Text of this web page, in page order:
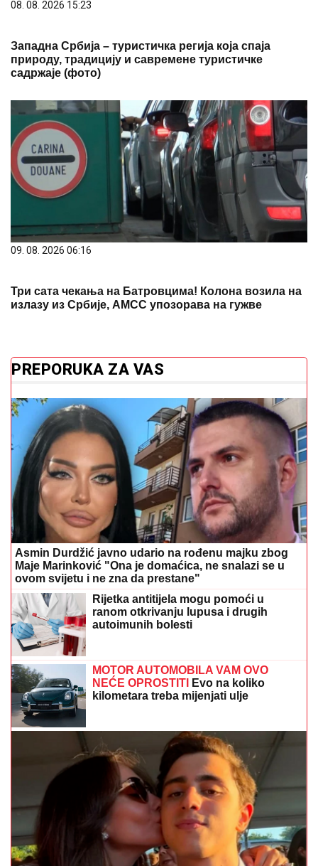
08. 08. 2026 15:23
Западна Србија – туристичка регија која спаја
природу, традицију и савремене туристичке
садржаје (фото)
09. 08. 2026 06:16
Три сата чекања на Батровцима! Колона возила на
излазу из Србије, АМСС упозорава на гужве
PREPORUKA ZA VAS
Asmin Durdžić javno udario na rođenu majku zbog
Maje Marinković "Ona je domaćica, ne snalazi se u
ovom svijetu i ne zna da prestane"
Rijetka antitijela mogu pomoći u
ranom otkrivanju lupusa i drugih
autoimunih bolesti
MOTOR AUTOMOBILA VAM OVO
NEĆE OPROSTITI
Evo na koliko
kilometara treba mijenjati ulje